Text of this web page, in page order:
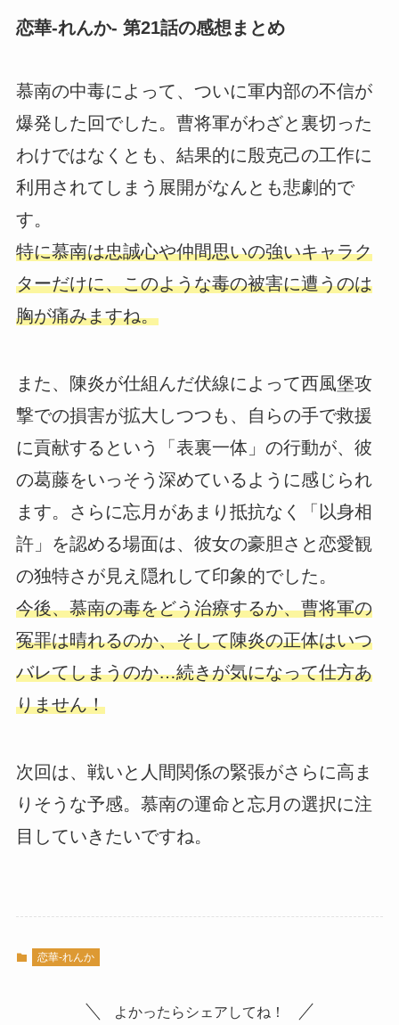
恋華-れんか- 第21話の感想まとめ
慕南の中毒によって、ついに軍内部の不信が
爆発した回でした。曹将軍がわざと裏切った
わけではなくとも、結果的に殷克己の工作に
利用されてしまう展開がなんとも悲劇的で
す。
特に慕南は忠誠心や仲間思いの強いキャラク
ターだけに、このような毒の被害に遭うのは
胸が痛みますね。
また、陳炎が仕組んだ伏線によって西風堡攻
撃での損害が拡大しつつも、自らの手で救援
に貢献するという「表裏一体」の行動が、彼
の葛藤をいっそう深めているように感じられ
ます。さらに忘月があまり抵抗なく「以身相
許」を認める場面は、彼女の豪胆さと恋愛観
の独特さが見え隠れして印象的でした。
今後、慕南の毒をどう治療するか、曹将軍の
冤罪は晴れるのか、そして陳炎の正体はいつ
バレてしまうのか…続きが気になって仕方あ
りません！
次回は、戦いと人間関係の緊張がさらに高ま
りそうな予感。慕南の運命と忘月の選択に注
目していきたいですね。
恋華-れんか
よかったらシェアしてね！